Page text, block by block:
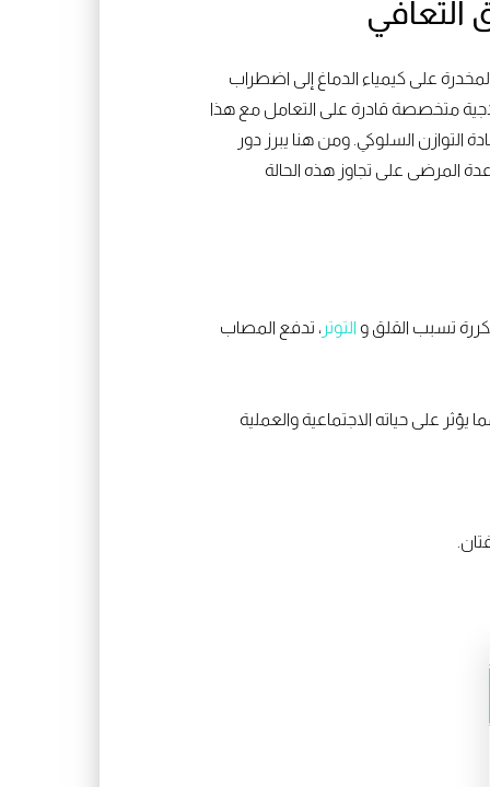
على كيمياء الدماغ إلى اضطراب
متخصصة قادرة على التعامل مع هذا
التوازن السلوكي. ومن هنا يبرز دور
المرضى على تجاوز هذه الحالة
التوتر ، تدفع المصاب
على حياته الاجتماعية والعملية